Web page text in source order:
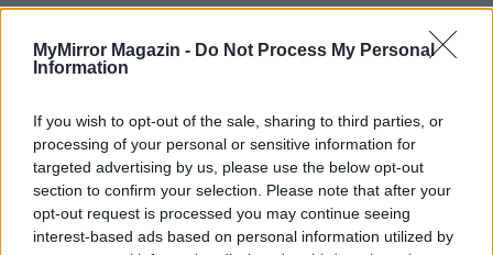
MyMirror Magazin - Do Not Process My Personal
Information
If you wish to opt-out of the sale, sharing to third parties, or
processing of your personal or sensitive information for
targeted advertising by us, please use the below opt-out
section to confirm your selection. Please note that after your
opt-out request is processed you may continue seeing
interest-based ads based on personal information utilized by
Lyhanna története
T. Barnett: Gyilkosság a Garda-tónál 12.
rész
T. szereti a fiatal lányokat 13. rész